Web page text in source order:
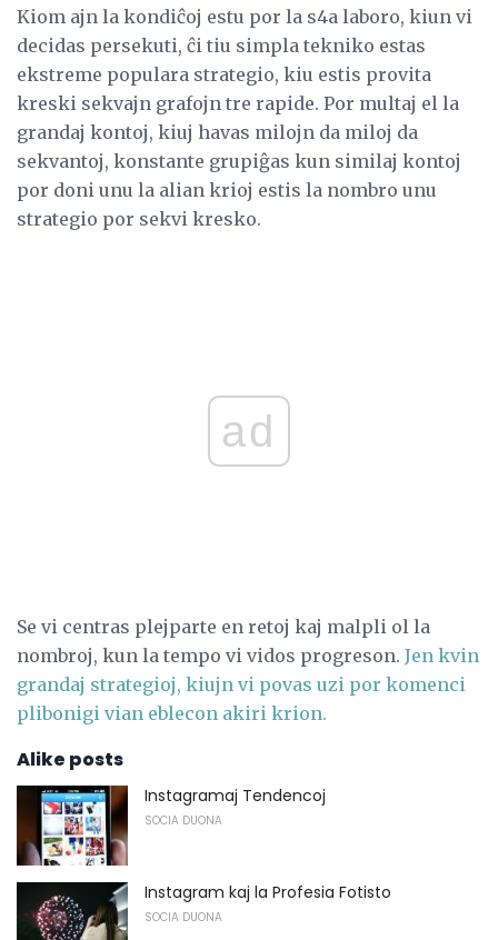
Kiom ajn la kondiĉoj estu por la s4a laboro, kiun vi
decidas persekuti, ĉi tiu simpla tekniko estas
ekstreme populara strategio, kiu estis provita
kreski sekvajn grafojn tre rapide. Por multaj el la
grandaj kontoj, kiuj havas milojn da miloj da
sekvantoj, konstante grupiĝas kun similaj kontoj
por doni unu la alian krioj estis la nombro unu
strategio por sekvi kresko.
ad
Se vi centras plejparte en retoj kaj malpli ol la
nombroj, kun la tempo vi vidos progreson. Jen kvin
grandaj strategioj, kiujn vi povas uzi por komenci
plibonigi vian eblecon akiri krion.
Alike posts
Instagramaj Tendencoj
SOCIA DUONA
Instagram kaj la Profesia Fotisto
SOCIA DUONA